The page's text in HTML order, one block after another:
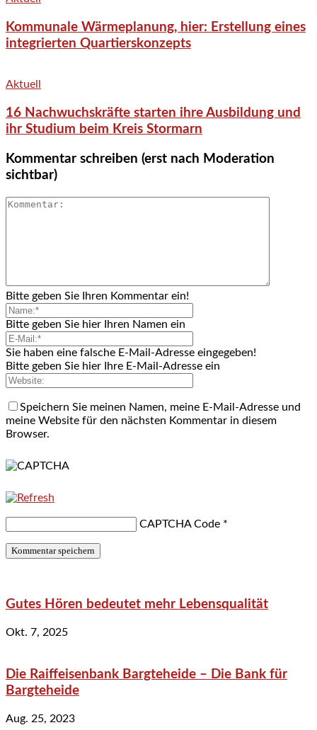
Kommunale Wärmeplanung, hier: Erstellung eines
integrierten Quartierskonzepts
Aktuell
16 Nachwuchskräfte starten ihre Ausbildung und
ihr Studium beim Kreis Stormarn
Kommentar schreiben (erst nach Moderation
sichtbar)
Bitte geben Sie Ihren Kommentar ein!
Bitte geben Sie hier Ihren Namen ein
Sie haben eine falsche E-Mail-Adresse eingegeben!
Bitte geben Sie hier Ihre E-Mail-Adresse ein
Speichern Sie meinen Namen, meine E-Mail-Adresse und
meine Website für den nächsten Kommentar in diesem
Browser.
CAPTCHA Code *
Gutes Hören bedeutet mehr Lebensqualität
Okt. 7, 2025
Die Raiffeisenbank Bargteheide – Die Bank für
Bargteheide
Aug. 25, 2023